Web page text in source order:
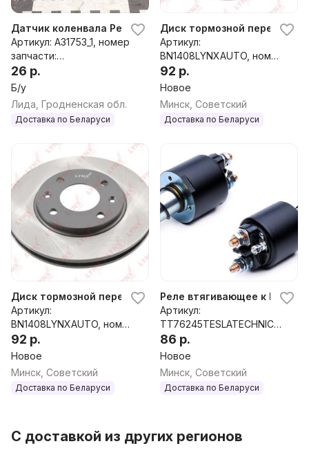
Датчик коленвала Peugeot 106, 2000 г.
Артикул: A31753_1, номер
запчасти:
9625423880,19205T,0986
280409
26 р.
Б/у
Лида, Гродненская обл.
Доставка по Беларуси
Диск тормозной передний к
Артикул:
BN1408LYNXAUTO, номер
запчасти:
bn1408lynxauto,91517695,
4246a7,424996,e169003
92 р.
Новое
Минск, Советский
Доставка по Беларуси
Диск тормозной передний к Peugeot 106
Артикул:
BN1408LYNXAUTO, номер
запчасти:
bn1408lynxauto,91517695,
4246a7,424996,e169003
92 р.
Новое
Минск, Советский
Доставка по Беларуси
Реле втягивающее к
Артикул:
TT76245TESLATECHNICS,
номер запчасти:
TT76245 TESLA Technics
86 р.
Новое
Минск, Советский
Доставка по Беларуси
С доставкой из других регионов